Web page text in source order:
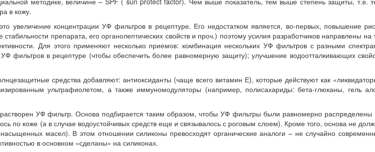
в кожу.
концентрации УФ фильтров в рецептуре. Его недостатком является, во-первых, повышение
препарата, его органолептических свойств и проч.) поэтому усилия разработчиков направлены на
Для этого применяют несколько приемов: комбинация нескольких УФ фильтров с разными
фильтров в рецептуре (чтобы обеспечить более равномерную защиту); улучшение водоотталкивающих
средства добавляют: антиоксиданты (чаще всего витамин Е), которые действуют как
ультрафиолетом, а также иммуномодуляторы (например, полисахариды: бета-глюканы, гель
УФ фильтр. Основа подбирается таким образом, чтобы УФ фильтры были равномерно распределены
по коже (а в случае водоустойчивых средств еще и связывалось с роговым слоем). Кроме того, основа не
масел). В этом отношении силиконы превосходят органические аналоги – не случайно
в основном «сделаны» на силиконах.